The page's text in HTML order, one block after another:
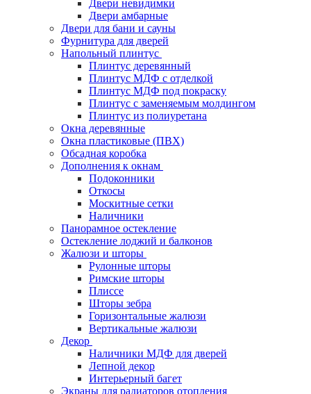
Двери невидимки
Двери амбарные
Двери для бани и сауны
Фурнитура для дверей
Напольный плинтус
Плинтус деревянный
Плинтус МДФ с отделкой
Плинтус МДФ под покраску
Плинтус с заменяемым молдингом
Плинтус из полиуретана
Окна деревянные
Окна пластиковые (ПВХ)
Обсадная коробка
Дополнения к окнам
Подоконники
Откосы
Москитные сетки
Наличники
Панорамное остекление
Остекление лоджий и балконов
Жалюзи и шторы
Рулонные шторы
Римские шторы
Плиссе
Шторы зебра
Горизонтальные жалюзи
Вертикальные жалюзи
Декор
Наличники МДФ для дверей
Лепной декор
Интерьерный багет
Экраны для радиаторов отопления